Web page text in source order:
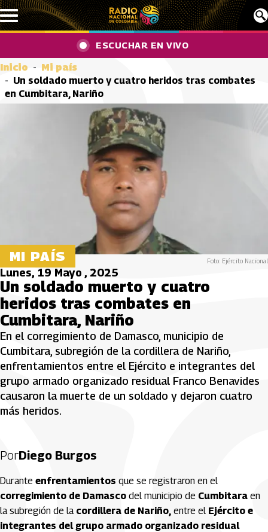
Pasar al contenido principal
ESCUCHAR EN VIVO
Inicio
Mi país
Un soldado muerto y cuatro heridos tras combates
en Cumbitara, Nariño
MI PAÍS Foto: Ejército Nacional
Lunes, 19 Mayo , 2025
Un soldado muerto y cuatro
heridos tras combates en
Cumbitara, Nariño
En el corregimiento de Damasco, municipio de
Cumbitara, subregión de la cordillera de Nariño,
enfrentamientos entre el Ejército e integrantes del
grupo armado organizado residual Franco Benavides
causaron la muerte de un soldado y dejaron cuatro
más heridos.
PorDiego Burgos
Durante enfrentamientos que se registraron en el
corregimiento de Damasco del municipio de Cumbitara en
la subregión de la cordillera de Nariño, entre el Ejército e
integrantes del grupo armado organizado residual